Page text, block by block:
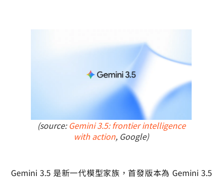
(source:Gemini 3.5: frontier intelligence
with action, Google)
Gemini 3.5 是新一代模型家族，首發版本為 Gemini 3.5